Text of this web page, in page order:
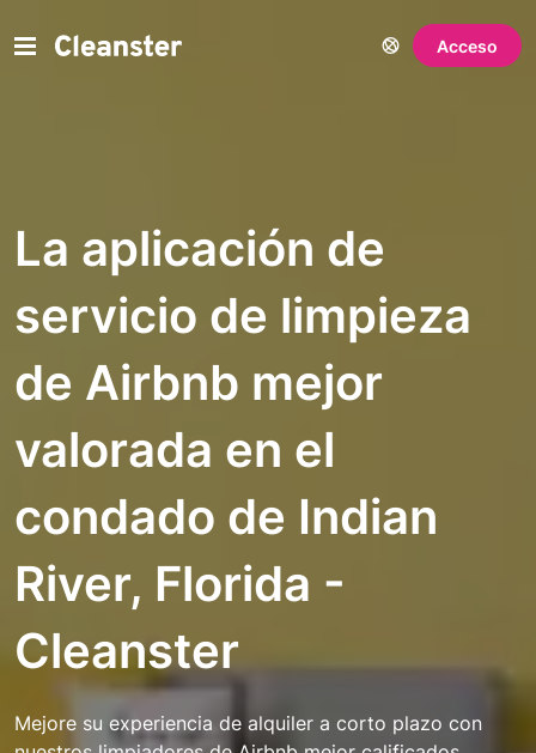
Acceso
La aplicación de
servicio de limpieza
de Airbnb mejor
valorada en el
condado de Indian
River, Florida -
Cleanster
Mejore su experiencia de alquiler a corto plazo con